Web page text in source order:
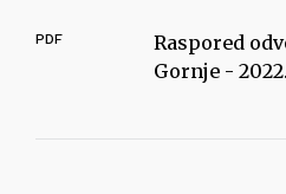
PDF
Raspored
Gornje - 2022.